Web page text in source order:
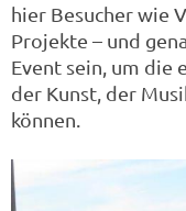
hier Besucher wie
Projekte – und
Event sein, um die
der Kunst, der
können.